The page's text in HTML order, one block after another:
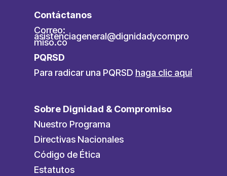
Contáctanos
Correo:
asistenciageneral@dignidadycompro
miso.co
PQRSD
Para radicar una PQRSD haga clic aquí
Sobre Dignidad & Compromiso
Nuestro Programa
Directivas Nacionales
Código de Ética
Estatutos